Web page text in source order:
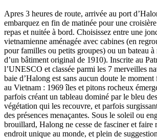
Apres 3 heures de route, arrivée au port
embarquez en fin de matinée pour une
repas et nuitée à bord. Choisissez entre une
vietnamienne aménagée avec cabines (en
pour familles ou petits groupes) ou un bateau
d’un bâtiment original de 1910). Inscrite au
l’UNESCO et classée parmi les 7 merveilles
baie d’Halong est sans aucun doute le
au Vietnam : 1969 îles et pitons rocheux
parfois créant un tableau dominé par le bleu
végétation qui les recouvre, et parfois
des présences menaçantes. Sous le soleil ou
brouillard, Halong ne cesse de fasciner et faire
endroit unique au monde, et plein de